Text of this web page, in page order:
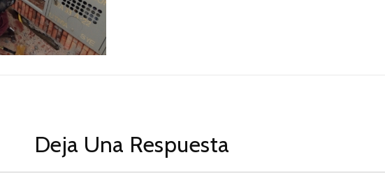
Deja Una Respuesta